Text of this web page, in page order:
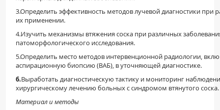
3.Определить эффективность методов лучевой диагностики при
их применении.
4.Изучить механизмы втяжения соска при различных
патоморфологического исследования.
5.Определить место методов интервенционной радиологии,
аспирационную биопсию (ВАБ), в уточняющей диагностике.
6.Выработать диагностическую тактику и мониторинг
хирургическому лечению больных с синдромом втянутого соска.
Материал и методы